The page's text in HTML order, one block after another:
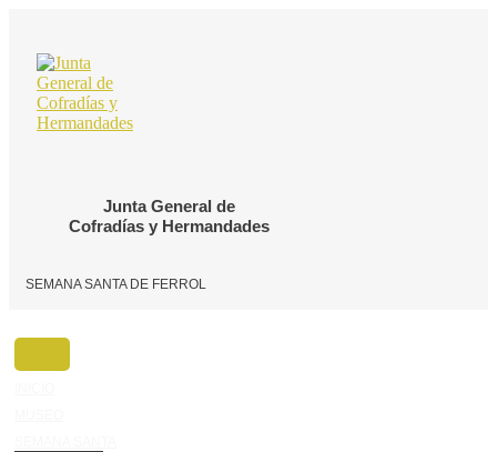
contido
Junta General de
Cofradías y Hermandades
SEMANA SANTA DE FERROL